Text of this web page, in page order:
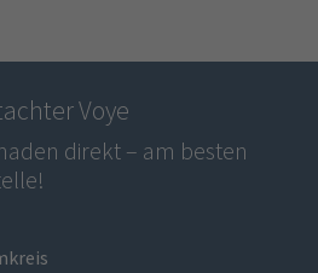
Voye
direkt – am besten